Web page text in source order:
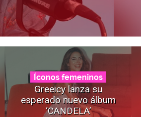
Íconos femeninos
Greeicy lanza su
esperado nuevo álbum
‘CANDELA’